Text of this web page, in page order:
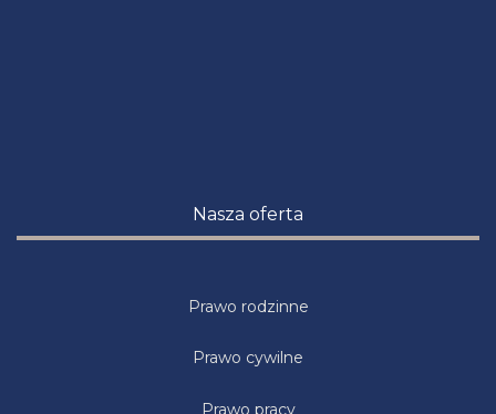
Nasza oferta
Prawo rodzinne
Prawo cywilne
Prawo pracy